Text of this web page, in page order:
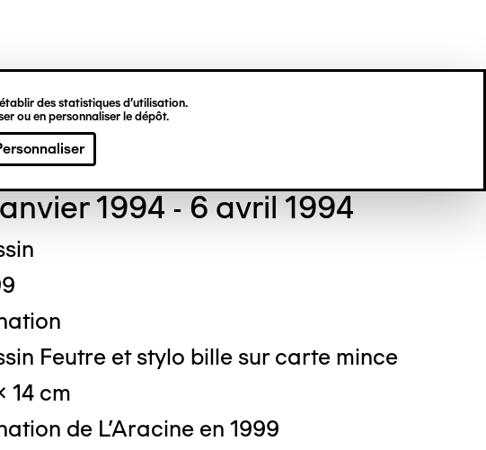
des statistiques d’utilisation.
ou en personnaliser le dépôt.
GORDON
1994 - 6 avril 1994
Feutre et stylo bille sur carte mince
14 cm
de L'Aracine en 1999